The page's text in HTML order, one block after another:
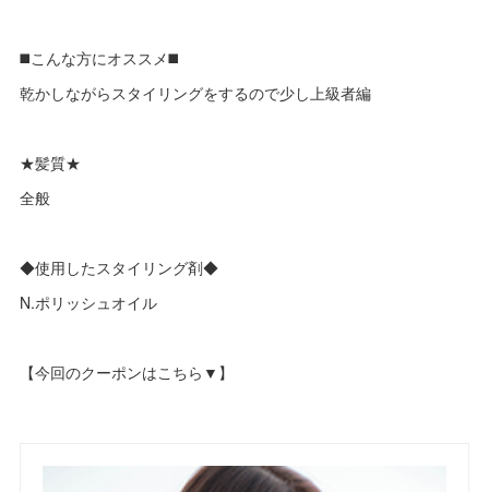
◼️こんな方にオススメ◼️
乾かしながらスタイリングをするので少し上級者編
★髪質★
全般
◆使用したスタイリング剤◆
N.ポリッシュオイル
【今回のクーポンはこちら▼】